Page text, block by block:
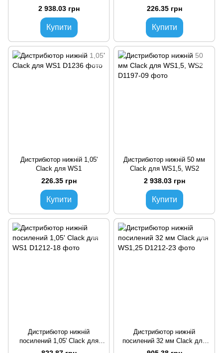
2 938.03 грн
Купити
226.35 грн
Купити
Дистрибютор нижній 1,05'
Clack для WS1
226.35 грн
Купити
Дистрибютор нижній 50 мм
Clack для WS1,5, WS2
2 938.03 грн
Купити
Дистрибютор нижній
посилений 1,05' Clack для
WS1
Дистрибютор нижній
посилений 32 мм Clack для
WS1,25